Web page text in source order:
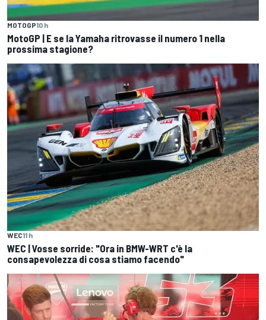
MOTOGP10 h
MotoGP | E se la Yamaha ritrovasse il numero 1 nella
prossima stagione?
WEC11 h
WEC | Vosse sorride: "Ora in BMW-WRT c'è la
consapevolezza di cosa stiamo facendo"